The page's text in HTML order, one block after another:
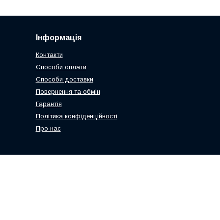
Інформація
Контакти
Способи оплати
Способи доставки
Повернення та обмін
Гарантія
Політика конфіденційності
Про нас